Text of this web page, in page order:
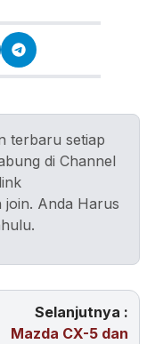
terbaru setiap
di Channel
join. Anda Harus
Selanjutnya :
Mazda CX-5 dan